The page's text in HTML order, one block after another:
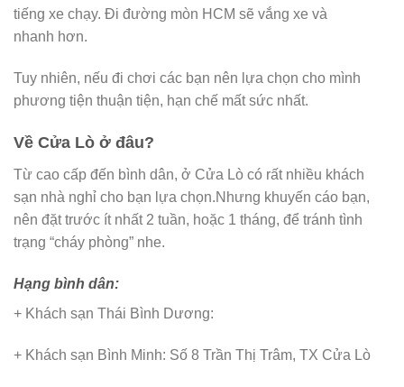
tiếng xe chạy. Đi đường mòn HCM sẽ vắng xe và
nhanh hơn.
Tuy nhiên, nếu đi chơi các bạn nên lựa chọn cho mình
phương tiện thuận tiện, hạn chế mất sức nhất.
Về Cửa Lò ở đâu?
Từ cao cấp đến bình dân, ở Cửa Lò có rất nhiều khách
sạn nhà nghỉ cho bạn lựa chọn.Nhưng khuyến cáo bạn,
nên đặt trước ít nhất 2 tuần, hoặc 1 tháng, để tránh tình
trạng “cháy phòng” nhe.
Hạng bình dân:
+ Khách sạn Thái Bình Dương:
+ Khách sạn Bình Minh: Số 8 Trần Thị Trâm, TX Cửa Lò